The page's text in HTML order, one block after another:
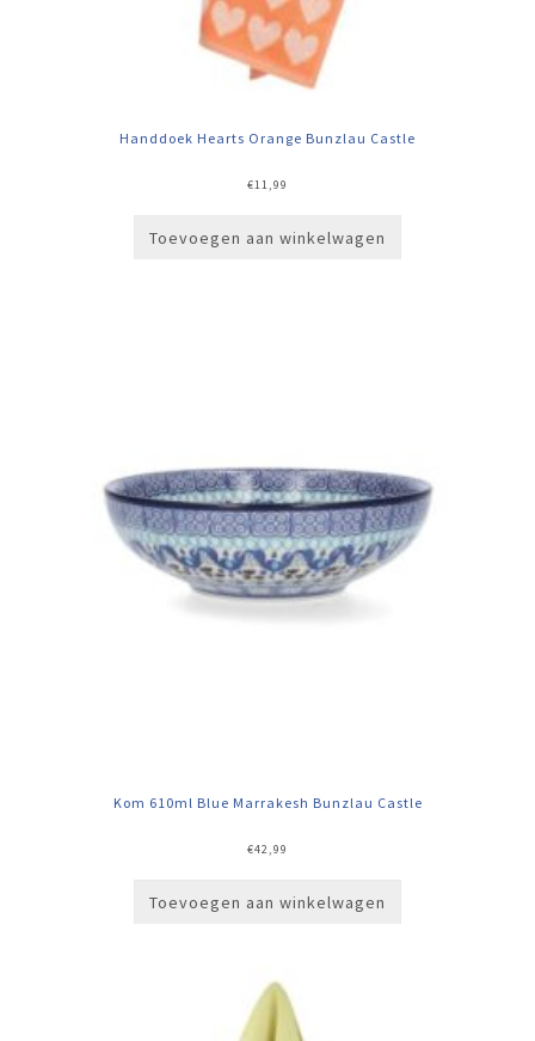
Handdoek Hearts Orange Bunzlau Castle
€11,99
Toevoegen aan winkelwagen
Kom 610ml Blue Marrakesh Bunzlau Castle
€42,99
Toevoegen aan winkelwagen